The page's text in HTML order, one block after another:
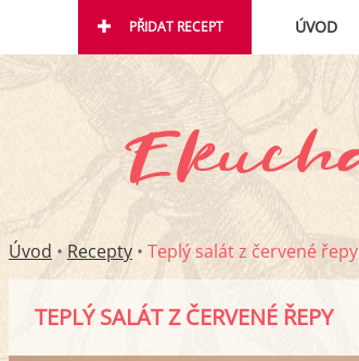
PŘIDAT RECEPT ÚVOD
Úvod • Recepty • Teplý salát z červené řepy
TEPLÝ SALÁT Z ČERVENÉ ŘEPY